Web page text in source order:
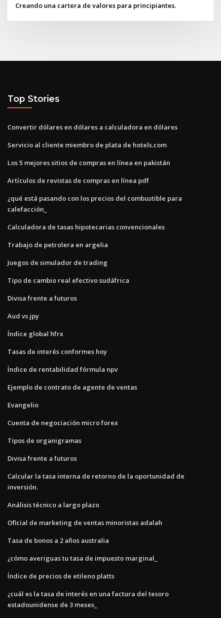
Creando una cartera de valores para principiantes.
Top Stories
Convertir dólares en dólares a calculadora en dólares
Servicio al cliente miembro de plata de hotels.com
Los 5 mejores sitios de compras en línea en pakistán
Artículos de revistas de compras en línea pdf
¿qué está pasando con los precios del combustible para
calefacción_
Calculadora de tasas hipotecarias convencionales
Trabajo de petrolera en argelia
Juegos de simulador de trading
Tipo de cambio real efectivo sudáfrica
Divisa frente a futuros
Aud vs jpy
Índice global hfrx
Tasas de interés conformes hoy
Índice de rentabilidad fórmula npv
Ejemplo de contrato de agente de ventas
Evangelio
Cuenta de negociación micro forex
Tipos de organigramas
Divisa frente a futuros
Calcular la tasa interna de retorno de la oportunidad de
inversión.
Análisis técnico a largo plazo
Oficial de marketing de ventas minoristas adalah
Tasa de bonos a 2 años australia
¿cómo averiguas tu tasa de impuesto marginal_
Índice de precios de etileno platts
¿cuál es la tasa de interés en una factura del tesoro
estadounidense de 3 meses_